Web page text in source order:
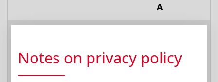
A
EVM-UIS-2600 12…30 …2.6
Notes on privacy policy